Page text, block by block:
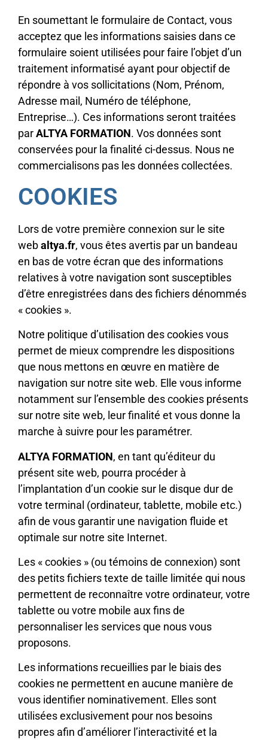
En soumettant le formulaire de Contact, vous
acceptez que les informations saisies dans ce
formulaire soient utilisées pour faire l’objet d’un
traitement informatisé ayant pour objectif de
répondre à vos sollicitations (Nom, Prénom,
Adresse mail, Numéro de téléphone,
Entreprise…). Ces informations seront traitées
parALTYA FORMATION. Vos données sont
conservées pour la finalité ci-dessus. Nous ne
commercialisons pas les données collectées.
COOKIES
Lors de votre première connexion sur le site
webaltya.fr, vous êtes avertis par un bandeau
en bas de votre écran que des informations
relatives à votre navigation sont susceptibles
d’être enregistrées dans des fichiers dénommés
« cookies ».
Notre politique d’utilisation des cookies vous
permet de mieux comprendre les dispositions
que nous mettons en œuvre en matière de
navigation sur notre site web. Elle vous informe
notamment sur l’ensemble des cookies présents
sur notre site web, leur finalité et vous donne la
marche à suivre pour les paramétrer.
ALTYA FORMATION, en tant qu’éditeur du
présent site web, pourra procéder à
l’implantation d’un cookie sur le disque dur de
votre terminal (ordinateur, tablette, mobile etc.)
afin de vous garantir une navigation fluide et
optimale sur notre site Internet.
Les « cookies » (ou témoins de connexion) sont
des petits fichiers texte de taille limitée qui nous
permettent de reconnaître votre ordinateur, votre
tablette ou votre mobile aux fins de
personnaliser les services que nous vous
proposons.
Les informations recueillies par le biais des
cookies ne permettent en aucune manière de
vous identifier nominativement. Elles sont
utilisées exclusivement pour nos besoins
propres afin d’améliorer l’interactivité et la